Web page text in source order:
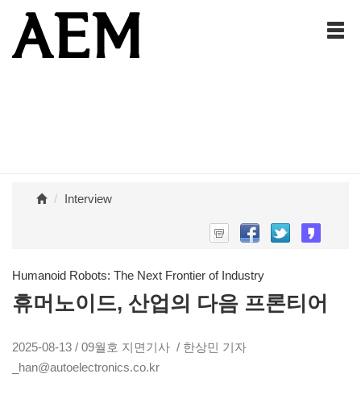
Interview
Humanoid Robots: The Next Frontier of Industry
휴머노이드, 산업의 다음 프론티어
2025-08-13 / 09월호 지면기사 / 한상민 기자
_han@autoelectronics.co.kr